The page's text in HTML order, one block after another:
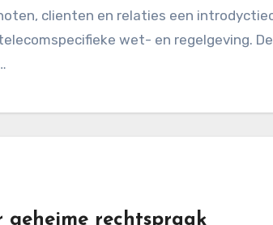
wet- en regelgeving. De
rechtspraak